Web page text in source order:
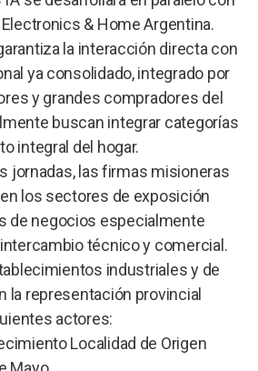
& Home Argentina.
la interacción directa con
ya consolidado, integrado por
y grandes compradores del
buscan integrar categorías
integral del hogar.
jornadas, las firmas misioneras
los sectores de exposición
de negocios especialmente
técnico y comercial.
industriales y de
la representación provincial
actores:
Localidad de Origen